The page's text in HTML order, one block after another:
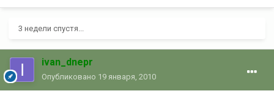
3 недели спустя...
ivan_dnepr
Опубликовано 19 января, 2010